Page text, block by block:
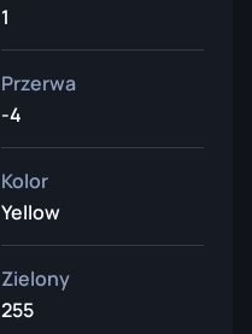
1
Przerwa
-4
Kolor
Yellow
Zielony
255